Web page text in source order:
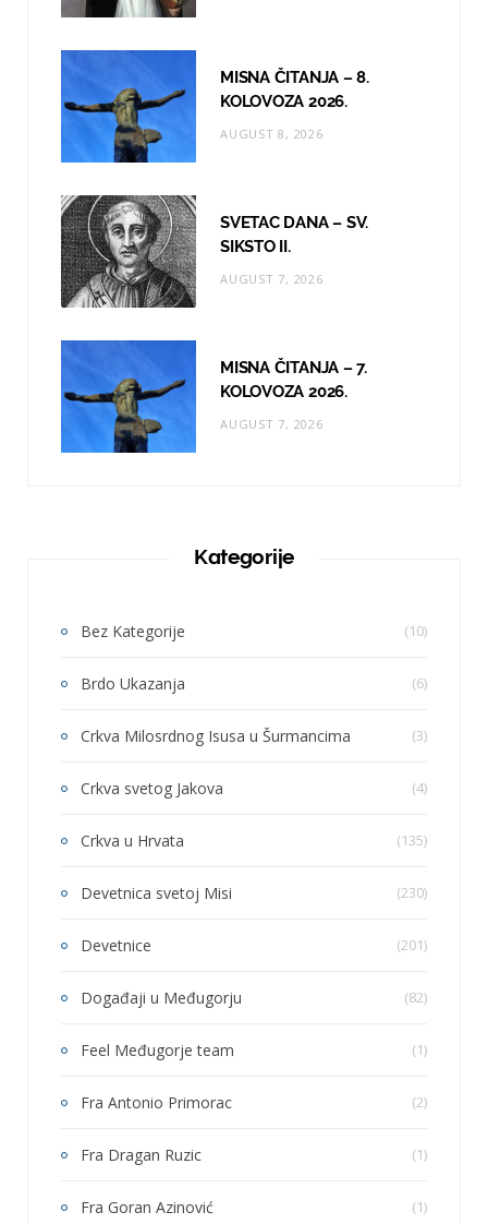
MISNA ČITANJA – 8.
KOLOVOZA 2026.
AUGUST 8, 2026
SVETAC DANA – SV.
SIKSTO II.
AUGUST 7, 2026
MISNA ČITANJA – 7.
KOLOVOZA 2026.
AUGUST 7, 2026
Kategorije
Bez Kategorije (10)
Brdo Ukazanja (6)
Crkva Milosrdnog Isusa u Šurmancima (3)
Crkva svetog Jakova (4)
Crkva u Hrvata (135)
Devetnica svetoj Misi (230)
Devetnice (201)
Događaji u Međugorju (82)
Feel Međugorje team (1)
Fra Antonio Primorac (2)
Fra Dragan Ruzic (1)
Fra Goran Azinović (1)